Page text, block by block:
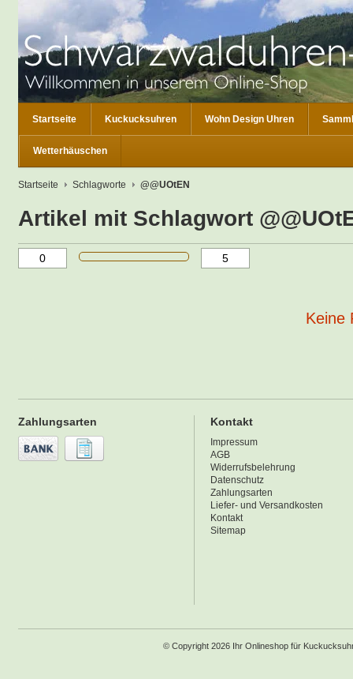
Startseite Kuckucksuhren Wohn Design Uhren
Wetterhäuschen
Startseite Schlagworte @@UOtEN
Artikel mit Schlagwort
Keine
Zahlungsarten Kontakt
Impressum
AGB
Widerrufsbelehrung
Datenschutz
Zahlungsarten
Liefer- und Versandkosten
Kontakt
Sitemap
© Copyright 2026 Ihr Onlineshop für